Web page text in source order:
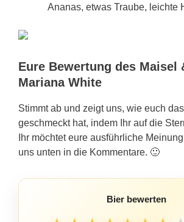
Ananas, etwas Traube, leichte
Eure Bewertung des Maisel
Mariana White
Stimmt ab und zeigt uns, wie euch
geschmeckt hat, indem Ihr auf die
Ihr möchtet eure ausführliche
uns unten in die Kommentare. 🙂
Bier bewerten